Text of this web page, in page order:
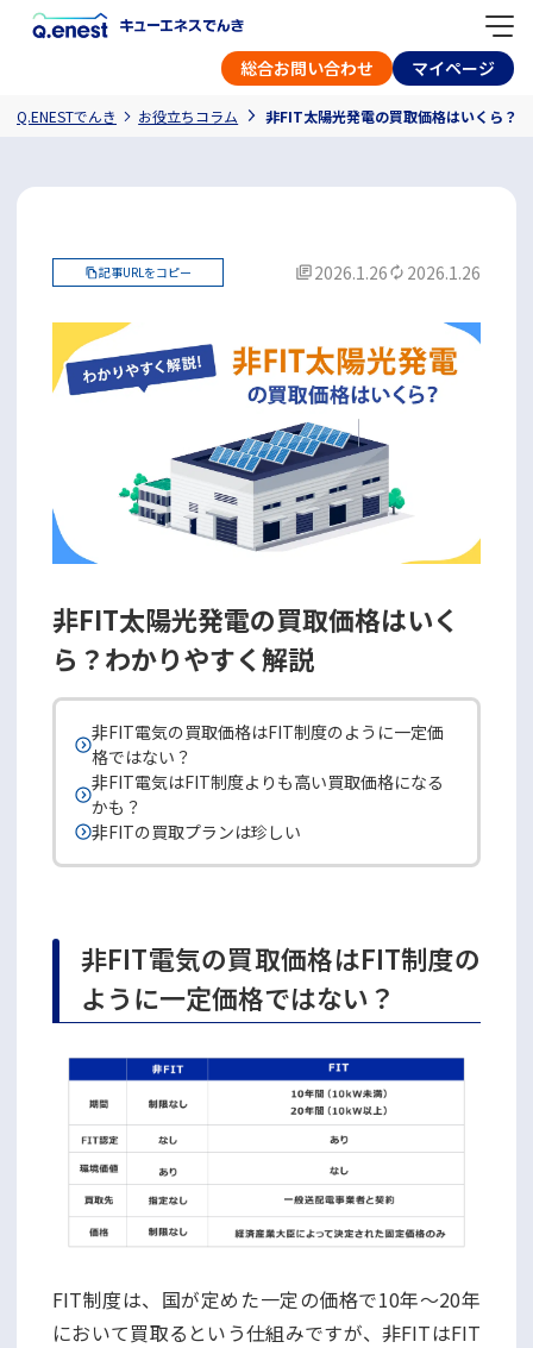
総合お問い合わせ マイページ
Q.ENESTでんき お役立ちコラム 非FIT太陽光発電の買取価格はいくら？
記事URLをコピー 2026.1.26 2026.1.26
非FIT太陽光発電の買取価格はいく
ら？わかりやすく解説
非FIT電気の買取価格はFIT制度のように一定価
格ではない？
非FIT電気はFIT制度よりも高い買取価格になる
かも？
非FITの買取プランは珍しい
非FIT電気の買取価格はFIT制度の
ように一定価格ではない？
FIT制度は、国が定めた一定の価格で10年～20年
において買取るという仕組みですが、非FITはFIT